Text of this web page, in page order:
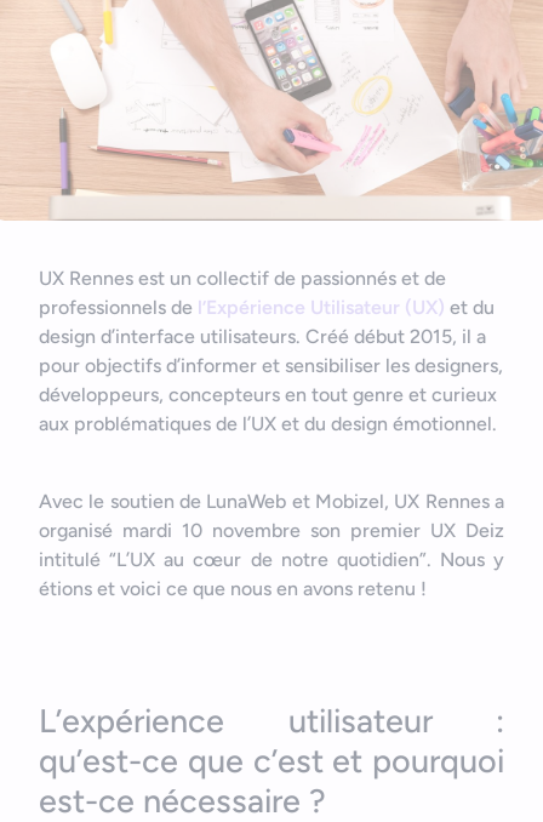
Application mobile e-commerce
Outils et ressources
Cahier des charges d’app mobile
Nous contacter
UX Rennes est un collectif de passionnés et de
professionnels de l’Expérience Utilisateur (UX) et du
design d’interface utilisateurs. Créé début 2015, il a
pour objectifs d’informer et sensibiliser les designers,
développeurs, concepteurs en tout genre et curieux
aux problématiques de l’UX et du design émotionnel.
Avec le soutien de LunaWeb et Mobizel, UX Rennes a
organisé mardi 10 novembre son premier UX Deiz
intitulé “L’UX au cœur de notre quotidien”. Nous y
étions et voici ce que nous en avons retenu !
L’expérience utilisateur :
qu’est-ce que c’est et pourquoi
est-ce nécessaire ?